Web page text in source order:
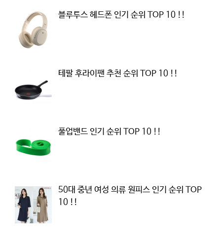
블루투스 헤드폰 인기 순위 TOP 10 !!
테팔 후라이팬 추천 순위 TOP 10 !!
풀업밴드 인기 순위 TOP 10 !!
50대 중년 여성 의류 원피스 인기 순위 TOP
10 !!